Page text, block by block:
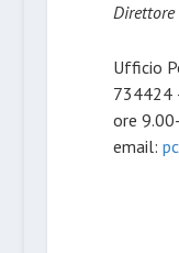
Direttore
Ufficio
734424
ore
email: